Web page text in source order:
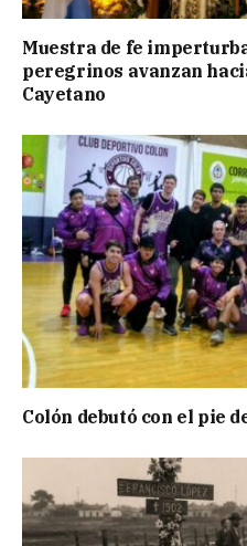
Muestra de fe
peregrinos avanzan
Cayetano
Colón debutó con el pie